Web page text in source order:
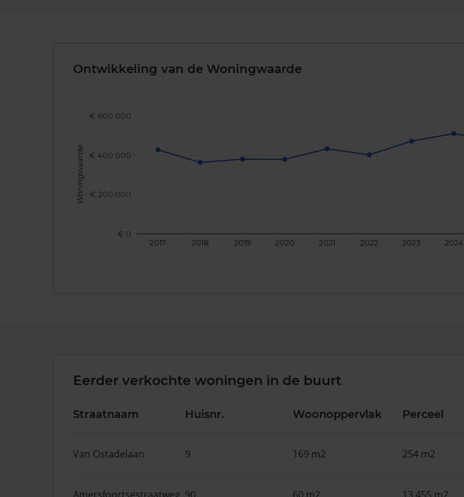
Ontwikkeling van de Woningwaarde
2017 2018 2019 2020 2021 2022 2023 2024
€ 0
€ 200.000
€ 400.000
€ 600.000
Woningwaarde
Eerder verkochte woningen in de buurt
Straatnaam Huisnr. Woonoppervlak Perceel
Van Ostadelaan 9 169 m2 254 m2